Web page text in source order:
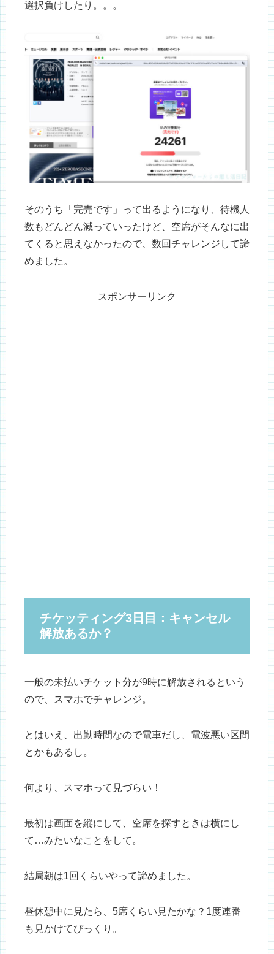
選択負けしたり。。。
そのうち「完売です」って出るようになり、待機人
数もどんどん減っていったけど、空席がそんなに出
てくると思えなかったので、数回チャレンジして諦
めました。
スポンサーリンク
チケッティング3日目：キャンセル
解放あるか？
一般の未払いチケット分が9時に解放されるという
ので、スマホでチャレンジ。
とはいえ、出勤時間なので電車だし、電波悪い区間
とかもあるし。
何より、スマホって見づらい！
最初は画面を縦にして、空席を探すときは横にし
て…みたいなことをして。
結局朝は1回くらいやって諦めました。
昼休憩中に見たら、5席くらい見たかな？1度連番
も見かけてびっくり。